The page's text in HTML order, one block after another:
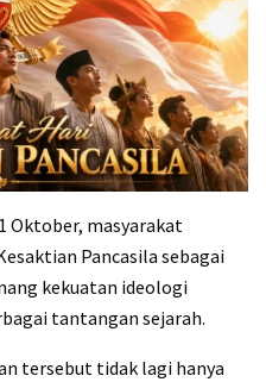
Oktober, masyarakat
Pancasila sebagai
kekuatan ideologi
tantangan sejarah.
tersebut tidak lagi hanya